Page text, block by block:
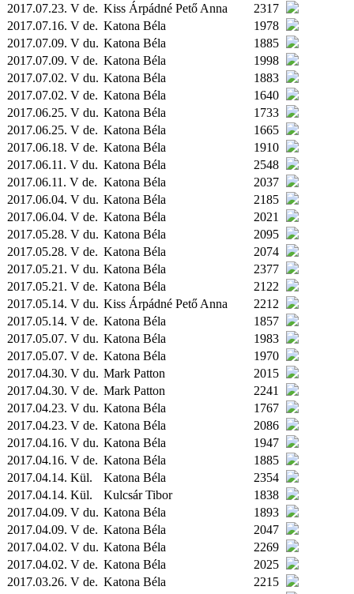
2017.07.23. V de. Kiss Árpádné Pető Anna
2317
2017.07.16. V de. Katona Béla
1978
2017.07.09. V du. Katona Béla
1885
2017.07.09. V de. Katona Béla
1998
2017.07.02. V du. Katona Béla
1883
2017.07.02. V de. Katona Béla
1640
2017.06.25. V du. Katona Béla
1733
2017.06.25. V de. Katona Béla
1665
2017.06.18. V de. Katona Béla
1910
2017.06.11. V du. Katona Béla
2548
2017.06.11. V de. Katona Béla
2037
2017.06.04. V du. Katona Béla
2185
2017.06.04. V de. Katona Béla
2021
2017.05.28. V du. Katona Béla
2095
2017.05.28. V de. Katona Béla
2074
2017.05.21. V du. Katona Béla
2377
2017.05.21. V de. Katona Béla
2122
2017.05.14. V du. Kiss Árpádné Pető Anna
2212
2017.05.14. V de. Katona Béla
1857
2017.05.07. V du. Katona Béla
1983
2017.05.07. V de. Katona Béla
1970
2017.04.30. V du. Mark Patton
2015
2017.04.30. V de. Mark Patton
2241
2017.04.23. V du. Katona Béla
1767
2017.04.23. V de. Katona Béla
2086
2017.04.16. V du. Katona Béla
1947
2017.04.16. V de. Katona Béla
1885
2017.04.14. Kül. Katona Béla
2354
2017.04.14. Kül. Kulcsár Tibor
1838
2017.04.09. V du. Katona Béla
1893
2017.04.09. V de. Katona Béla
2047
2017.04.02. V du. Katona Béla
2269
2017.04.02. V de. Katona Béla
2025
2017.03.26. V de. Katona Béla
2215